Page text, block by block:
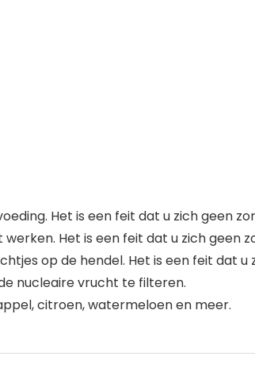
Het is een feit dat u zich geen
Het is een feit dat u zich geen
op de hendel. Het is een feit dat
nucleaire vrucht te filteren.
citroen, watermeloen en meer.